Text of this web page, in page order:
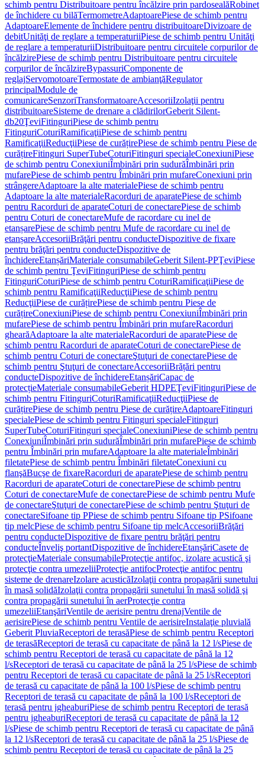
schimb pentru Distribuitoare pentru încălzire prin pardosealăRobinet
de închidere cu bilăTermometreAdaptoarePiese de schimb pentru
AdaptoareElemente de închidere pentru distribuitoareDivizoare de
debitUnităţi de reglare a temperaturiiPiese de schimb pentru Unităţi
de reglare a temperaturiiDistribuitoare pentru circuitele corpurilor de
încălzirePiese de schimb pentru Distribuitoare pentru circuitele
corpurilor de încălzireBypassuriComponente de
reglajServomotoareTermostate de ambianţăRegulator
principalModule de
comunicareSenzoriTransformatoareAccesoriiIzolaţii pentru
distribuitoareSisteme de drenare a clădirilorGeberit Silent-
db20ŢeviFitinguriPiese de schimb pentru
FitinguriCoturiRamificaţiiPiese de schimb pentru
RamificaţiiReducţiiPiese de curățirePiese de schimb pentru Piese de
curățireFitinguri SuperTubeCoturiFitinguri specialeConexiuniPiese
de schimb pentru ConexiuniÎmbinări prin sudurăÎmbinări prin
mufarePiese de schimb pentru Îmbinări prin mufareConexiuni prin
strângereAdaptoare la alte materialePiese de schimb pentru
Adaptoare la alte materialeRacorduri de aparatePiese de schimb
pentru Racorduri de aparateCoturi de conectarePiese de schimb
pentru Coturi de conectareMufe de racordare cu inel de
etanșarePiese de schimb pentru Mufe de racordare cu inel de
etanșareAccesoriiBrăţări pentru conducteDispozitive de fixare
pentru brăţări pentru conducteDispozitive de
închidereEtanșăriMateriale consumabileGeberit Silent-PPŢeviPiese
de schimb pentru ŢeviFitinguriPiese de schimb pentru
FitinguriCoturiPiese de schimb pentru CoturiRamificaţiiPiese de
schimb pentru RamificaţiiReducţiiPiese de schimb pentru
ReducţiiPiese de curățirePiese de schimb pentru Piese de
curățireConexiuniPiese de schimb pentru ConexiuniÎmbinări prin
mufarePiese de schimb pentru Îmbinări prin mufareRacorduri
ghearăAdaptoare la alte materialeRacorduri de aparatePiese de
schimb pentru Racorduri de aparateCoturi de conectarePiese de
schimb pentru Coturi de conectareŞtuţuri de conectarePiese de
schimb pentru Ştuţuri de conectareAccesoriiBrățări pentru
conducteDispozitive de închidereEtanșăriCapac de
protecțieMateriale consumabileGeberit HDPEŢeviFitinguriPiese de
schimb pentru FitinguriCoturiRamificaţiiReducţiiPiese de
curățirePiese de schimb pentru Piese de curățireAdaptoareFitinguri
specialePiese de schimb pentru Fitinguri specialeFitinguri
SuperTubeCoturiFitinguri specialeConexiuniPiese de schimb pentru
ConexiuniÎmbinări prin sudurăÎmbinări prin mufarePiese de schimb
pentru Îmbinări prin mufareAdaptoare la alte materialeÎmbinări
filetatePiese de schimb pentru Îmbinări filetateConexiuni cu
flanşăBucşe de fixareRacorduri de aparatePiese de schimb pentru
Racorduri de aparateCoturi de conectarePiese de schimb pentru
Coturi de conectareMufe de conectarePiese de schimb pentru Mufe
de conectareŞtuţuri de conectarePiese de schimb pentru Ştuţuri de
conectareSifoane tip PPiese de schimb pentru Sifoane tip PSifoane
tip melcPiese de schimb pentru Sifoane tip melcAccesoriiBrăţări
pentru conducteDispozitive de fixare pentru brăţări pentru
conducteÎnveliş portantDispozitive de închidereEtanșăriCasete de
protecţieMateriale consumabileProtecţie antifoc, izolare acustică şi
protecţie contra umezeliiProtecţie antifocProtecţie antifoc pentru
sisteme de drenareIzolare acusticăIzolaţii contra propagării sunetului
în masă solidăIzolaţii contra propagării sunetului în masă solidă şi
contra propagării sunetului în aerProtecţie contra
umezeliiEtanşăriVentile de aerisire pentru drenajVentile de
aerisirePiese de schimb pentru Ventile de aerisireInstalaţie pluvială
Geberit PluviaReceptori de terasăPiese de schimb pentru Receptori
de terasăReceptori de terasă cu capacitate de până la 12 l/sPiese de
schimb pentru Receptori de terasă cu capacitate de până la 12
l/sReceptori de terasă cu capacitate de până la 25 l/sPiese de schimb
pentru Receptori de terasă cu capacitate de până la 25 l/sReceptori
de terasă cu capacitate de până la 100 l/sPiese de schimb pentru
Receptori de terasă cu capacitate de până la 100 l/sReceptori de
terasă pentru jgheaburiPiese de schimb pentru Receptori de terasă
pentru jgheaburiReceptori de terasă cu capacitate de până la 12
l/sPiese de schimb pentru Receptori de terasă cu capacitate de până
la 12 l/sReceptori de terasă cu capacitate de până la 25 l/sPiese de
schimb pentru Receptori de terasă cu capacitate de până la 25